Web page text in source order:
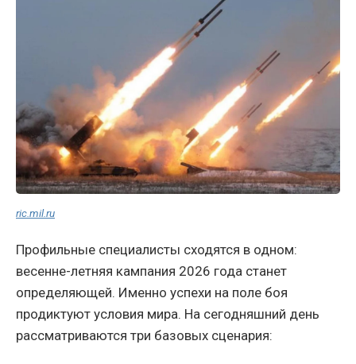
ric.mil.ru
Профильные специалисты сходятся в одном:
весенне-летняя кампания 2026 года станет
определяющей. Именно успехи на поле боя
продиктуют условия мира. На сегодняшний день
рассматриваются три базовых сценария: